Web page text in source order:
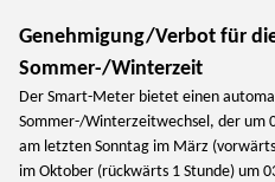
Genehmigung/Verbot für
Sommer-/Winterzeit
Der Smart-Meter bietet einen
Sommer-/Winterzeitwechsel, der um
am letzten Sonntag im März
im Oktober (rückwärts 1 Stunde) um